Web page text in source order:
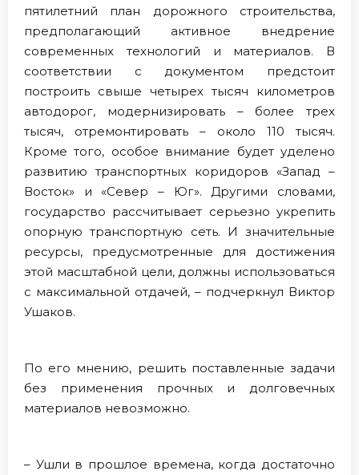
пятилетний план дорожного строительства,
предполагающий активное внедрение
современных технологий и материалов. В
соответствии с документом предстоит
построить свыше четырех тысяч километров
автодорог, модернизировать – более трех
тысяч, отремонтировать – около 110 тысяч.
Кроме того, особое внимание будет уделено
развитию транспортных коридоров «Запад –
Восток» и «Север – Юг». Другими словами,
государство рассчитывает серьезно укрепить
опорную транспортную сеть. И значительные
ресурсы, предусмотренные для достижения
этой масштабной цели, должны использоваться
с максимальной отдачей, – подчеркнул Виктор
Ушаков.
По его мнению, решить поставленные задачи
без применения прочных и долговечных
материалов невозможно.
– Ушли в прошлое времена, когда достаточно